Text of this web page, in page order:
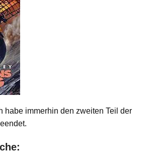
habe immerhin den zweiten Teil der